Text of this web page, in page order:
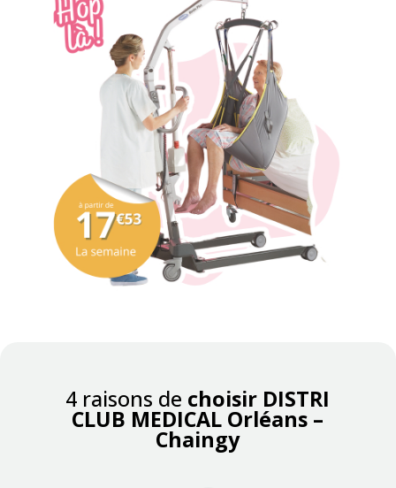
4 raisons de choisir DISTRI
CLUB MEDICAL Orléans –
Chaingy